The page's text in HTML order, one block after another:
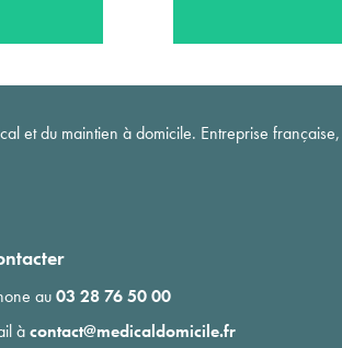
et du maintien à domicile. Entreprise
au03 28 76 50 00
àcontact@medicaldomicile.fr